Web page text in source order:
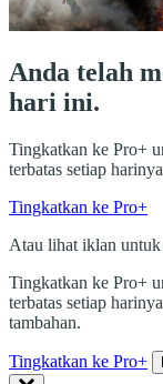
Anda telah
hari ini.
Tingkatkan ke Pro+
terbatas setiap
Tingkatkan ke Pro+
Atau lihat iklan untuk
Tingkatkan ke Pro+
terbatas setiap
tambahan.
Tingkatkan ke Pro+